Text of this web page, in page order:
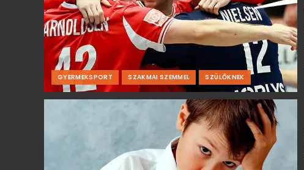
GYERMEKSPORT SZAKMAI SZEMMEL SZÜLŐKNEK